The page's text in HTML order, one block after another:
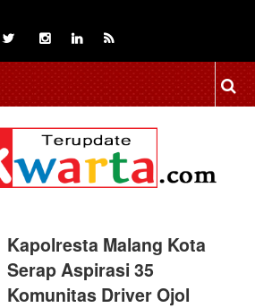
Kapolresta Malang Kota
Serap Aspirasi 35
Komunitas Driver Ojol